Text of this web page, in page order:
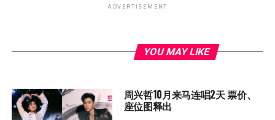
ADVERTISEMENT
YOU MAY LIKE
周兴哲10月来马连唱2天 票价、
座位图释出